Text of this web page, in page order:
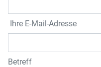
Ihre E-Mail-Adresse
Betreff